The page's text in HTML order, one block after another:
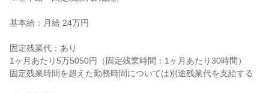
基本給：月給 24万円
固定残業代：あり
1ヶ月あたり5万5050円（固定残業時間：1ヶ月あたり30時間）
固定残業時間を超えた勤務時間については別途残業代を支給する